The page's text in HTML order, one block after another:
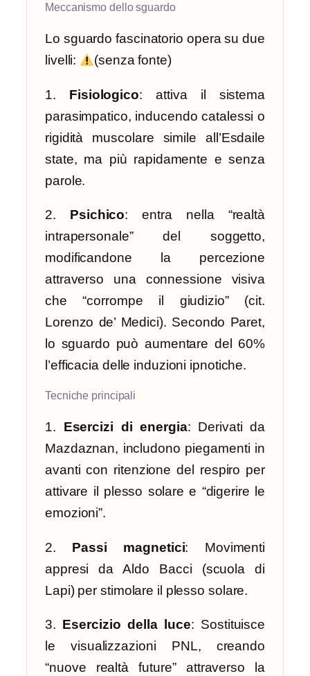
Meccanismo dello sguardo
Lo sguardo fascinatorio opera su due
livelli:
(senza fonte)
1. Fisiologico: attiva il sistema
parasimpatico, inducendo catalessi o
rigidità muscolare simile all’Esdaile
state, ma più rapidamente e senza
parole.
2. Psichico: entra nella “realtà
intrapersonale” del soggetto,
modificandone la percezione
attraverso una connessione visiva
che “corrompe il giudizio” (cit.
Lorenzo de’ Medici). Secondo Paret,
lo sguardo può aumentare del 60%
l’efficacia delle induzioni ipnotiche.
Tecniche principali
1. Esercizi di energia: Derivati da
Mazdaznan, includono piegamenti in
avanti con ritenzione del respiro per
attivare il plesso solare e “digerire le
emozioni”.
2. Passi magnetici: Movimenti
appresi da Aldo Bacci (scuola di
Lapi) per stimolare il plesso solare.
3. Esercizio della luce: Sostituisce
le visualizzazioni PNL, creando
“nuove realtà future” attraverso la